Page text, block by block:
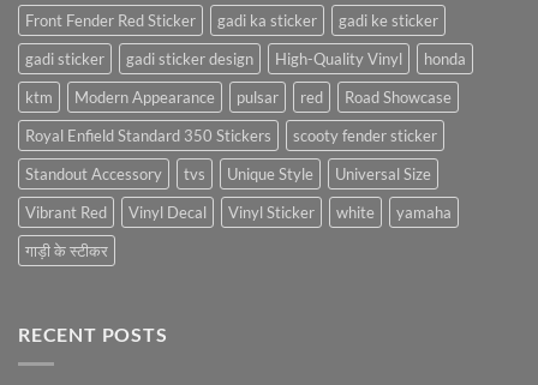
Front Fender Red Sticker
gadi ka sticker
gadi ke sticker
gadi sticker
gadi sticker design High-Quality Vinyl
honda
ktm
Modern Appearance pulsar red
Road Showcase
Royal Enfield Standard 350 Stickers
scooty fender sticker
Standout Accessory
tvs Unique Style
Universal Size
Vibrant Red
Vinyl Decal Vinyl Sticker white
yamaha
गाड़ी के स्टीकर
RECENT POSTS